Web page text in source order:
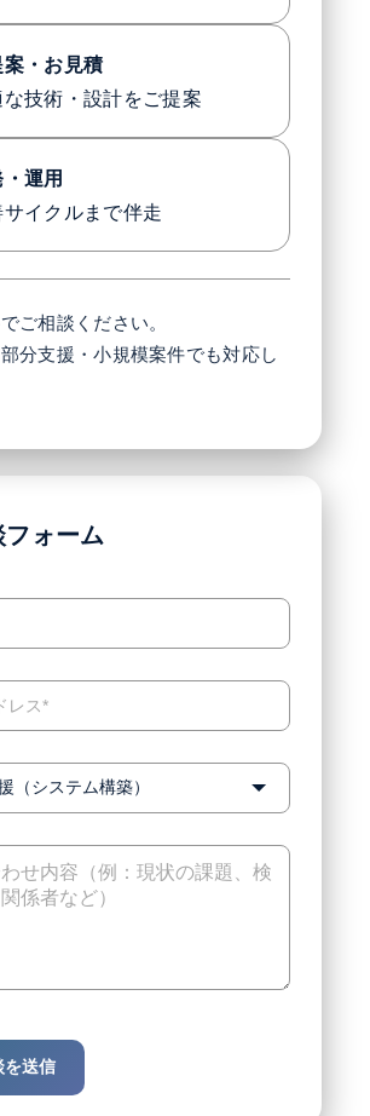
案・お見積
技術・設計をご提案
運用
イクルまで伴走
ご相談ください。
分支援・小規模案件でも対応し
ォーム
を送信